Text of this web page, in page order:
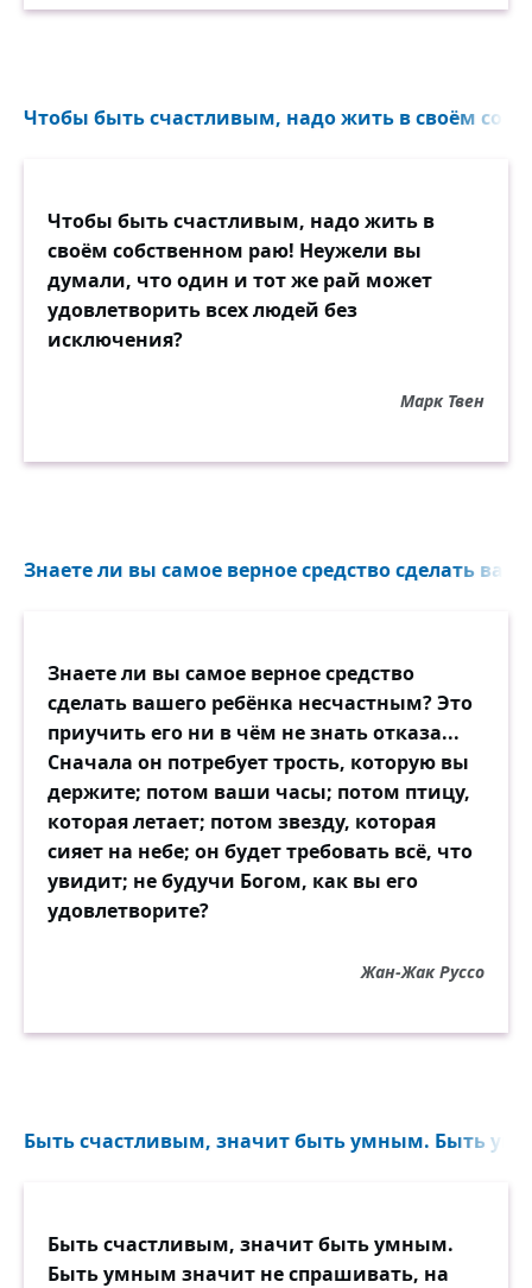
Чтобы быть счастливым, надо жить в своём
Чтобы быть счастливым, надо жить в
своём собственном раю! Неужели вы
думали, что один и тот же рай может
удовлетворить всех людей без
исключения?
Марк Твен
Знаете ли вы самое верное средство сделать
Знаете ли вы самое верное средство
сделать вашего ребёнка несчастным? Это
приучить его ни в чём не знать отказа...
Сначала он потребует трость, которую вы
держите; потом ваши часы; потом птицу,
которая летает; потом звезду, которая
сияет на небе; он будет требовать всё, что
увидит; не будучи Богом, как вы его
удовлетворите?
Жан-Жак Руссо
Быть счастливым, значит быть умным. Быть
Быть счастливым, значит быть умным.
Быть умным значит не спрашивать, на